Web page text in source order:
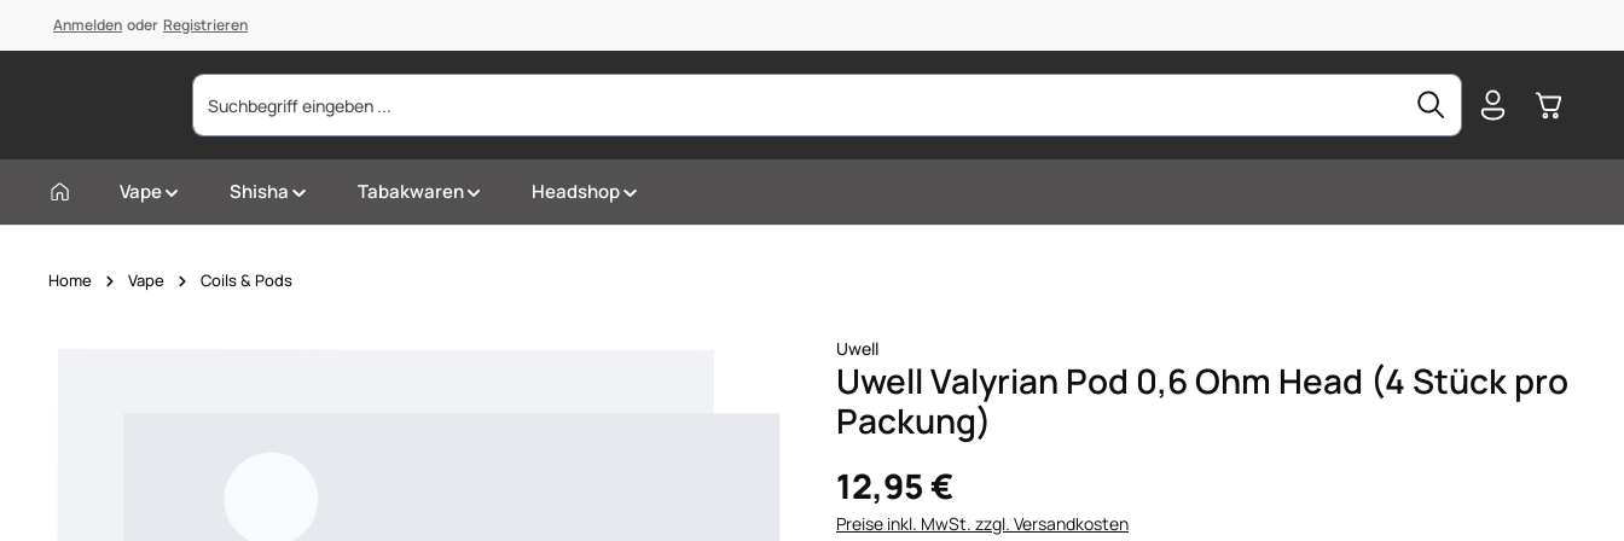
Zur Hauptnavigation springen
Anmelden oder Registrieren
Vape Shisha Tabakwaren Headshop
Home Vape Coils & Pods
Uwell
Uwell Valyrian Pod 0,6 Ohm Head (4 Stück pro
Packung)
12,95 €
Preise inkl. MwSt. zzgl. Versandkosten